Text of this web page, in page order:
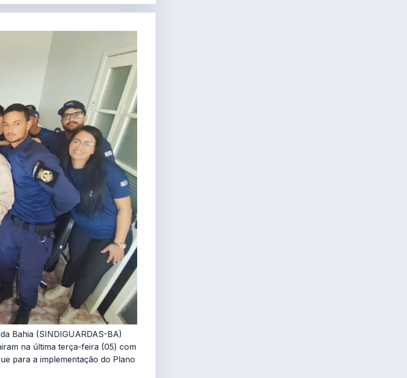
Bahia (SINDIGUARDAS-BA)
na última terça-feira (05) com
para a implementação do Plano